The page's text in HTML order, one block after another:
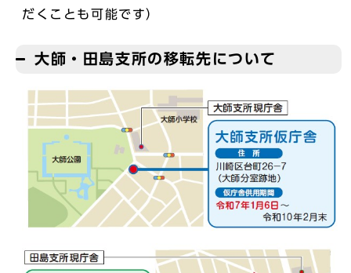
だくことも可能です）
大師・田島支所の移転先について